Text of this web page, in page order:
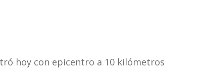
hoy con epicentro a 10 kilómetros